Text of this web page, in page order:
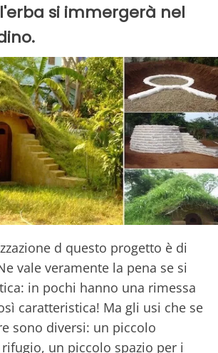
si immergerà nel
d questo progetto è di
vale veramente la pena se si
in pochi hanno una rimessa
caratteristica! Ma gli usi che se
sono diversi: un piccolo
un piccolo spazio per i